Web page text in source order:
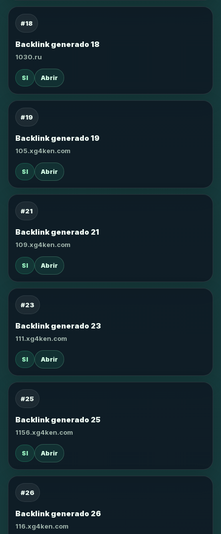
#18
Backlink generado 18
1030.ru
SI Abrir
#19
Backlink generado 19
105.xg4ken.com
SI Abrir
#21
Backlink generado 21
109.xg4ken.com
SI Abrir
#23
Backlink generado 23
111.xg4ken.com
SI Abrir
#25
Backlink generado 25
1156.xg4ken.com
SI Abrir
#26
Backlink generado 26
116.xg4ken.com